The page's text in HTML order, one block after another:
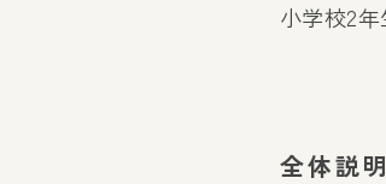
小学校2年
全体説明